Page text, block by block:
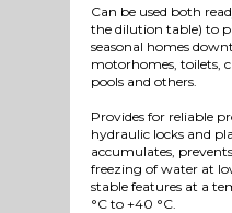
Can be used both
the dilution table) to
seasonal homes
motorhomes, toilets,
pools and others.
Provides for reliable
hydraulic locks and
accumulates,
freezing of water at
stable features at a
°C to +40 °C.